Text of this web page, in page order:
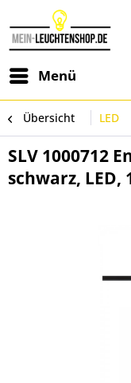
Menü
Übersicht LED
SLV 1000712
schwarz, LED,